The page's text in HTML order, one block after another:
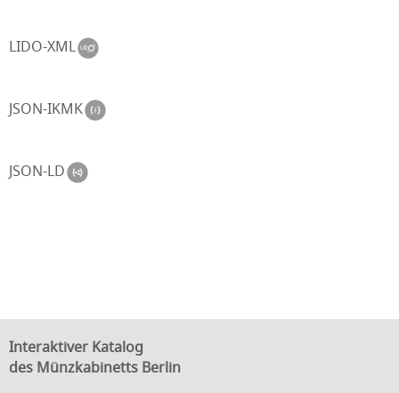
LIDO-XML
JSON-IKMK
JSON-LD
Interaktiver Katalog
des Münzkabinetts Berlin